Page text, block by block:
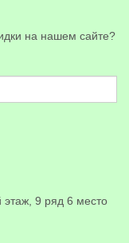
на нашем сайте?
9 ряд 6 место